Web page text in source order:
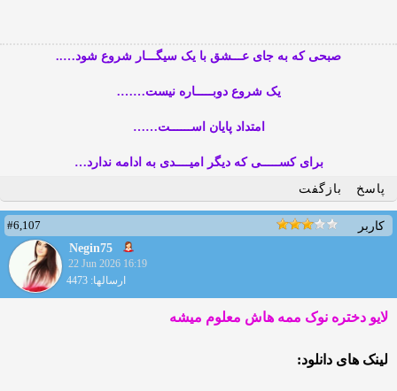
صبحی که به جای عـــشق با یک سیگـــار شروع شود…..
یک شروع دوبـــــاره نیست…….
امتداد پایان اســــــت……
برای کســـــی که دیگر امیــــدی به ادامه ندارد…
پاسخ
بازگفت
کاربر
#6,107
Negin75
22 Jun 2026 16:19
ارسالها: 4473
لایو دختره نوک ممه هاش معلوم میشه
لینک های دانلود: